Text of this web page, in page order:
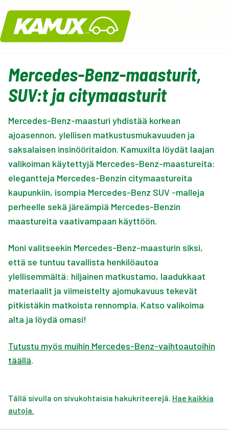
Kamux
Mercedes-Benz-maasturit,
SUV:t ja citymaasturit
Mercedes-Benz-maasturi yhdistää korkean
ajoasennon, ylellisen matkustusmukavuuden ja
saksalaisen insinööritaidon. Kamuxilta löydät laajan
valikoiman käytettyjä Mercedes-Benz-maastureita:
elegantteja Mercedes-Benzin citymaastureita
kaupunkiin, isompia Mercedes-Benz SUV -malleja
perheelle sekä järeämpiä Mercedes-Benzin
maastureita vaativampaan käyttöön.
Moni valitseekin Mercedes-Benz-maasturin siksi,
että se tuntuu tavallista henkilöautoa
ylellisemmältä: hiljainen matkustamo, laadukkaat
materiaalit ja viimeistelty ajomukavuus tekevät
pitkistäkin matkoista rennompia. Katso valikoima
alta ja löydä omasi!
Tutustu myös muihin Mercedes-Benz-vaihtoautoihin
täällä.
Tällä sivulla on sivukohtaisia hakukriteerejä. Hae kaikkia
autoja.